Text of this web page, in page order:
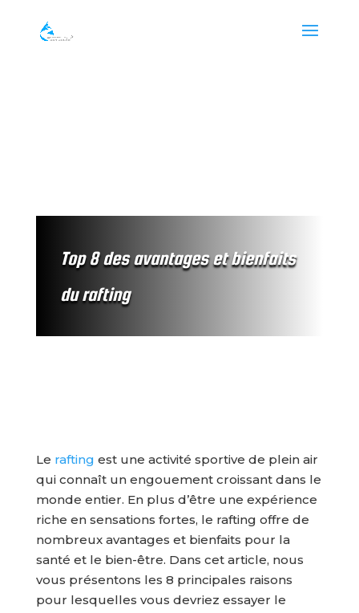
Top 8 des avantages et bienfaits
du rafting
Le rafting est une activité sportive de plein air
qui connaît un engouement croissant dans le
monde entier. En plus d’être une expérience
riche en sensations fortes, le rafting offre de
nombreux avantages et bienfaits pour la
santé et le bien-être. Dans cet article, nous
vous présentons les 8 principales raisons
pour lesquelles vous devriez essayer le